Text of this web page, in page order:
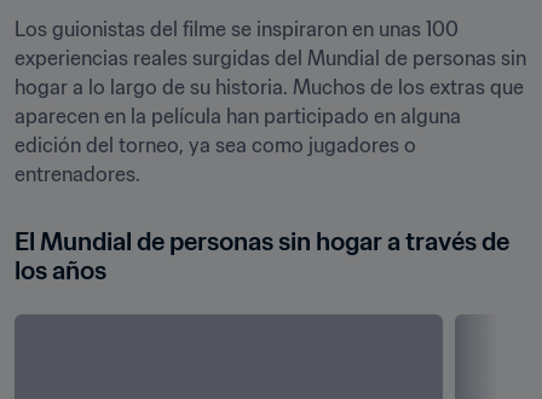
Los guionistas del filme se inspiraron en unas 100
experiencias reales surgidas del Mundial de personas sin
hogar a lo largo de su historia. Muchos de los extras que
aparecen en la película han participado en alguna
edición del torneo, ya sea como jugadores o
entrenadores.
El Mundial de personas sin hogar a través de
los años